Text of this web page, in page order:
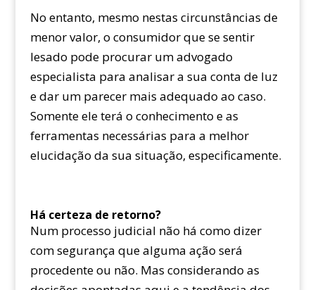
No entanto, mesmo nestas circunstâncias de
menor valor, o consumidor que se sentir
lesado pode procurar um advogado
especialista para analisar a sua conta de luz
e dar um parecer mais adequado ao caso.
Somente ele terá o conhecimento e as
ferramentas necessárias para a melhor
elucidação da sua situação, especificamente.
Há certeza de retorno?
Num processo judicial não há como dizer
com segurança que alguma ação será
procedente ou não. Mas considerando as